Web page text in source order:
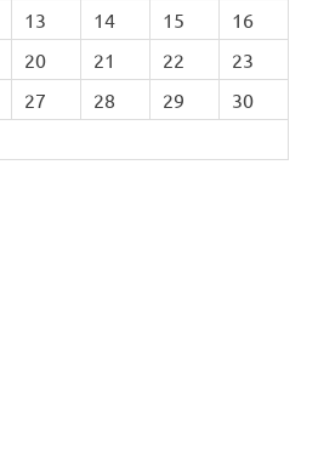
13 14 15
16
20 21 22
23
27 28 29
30